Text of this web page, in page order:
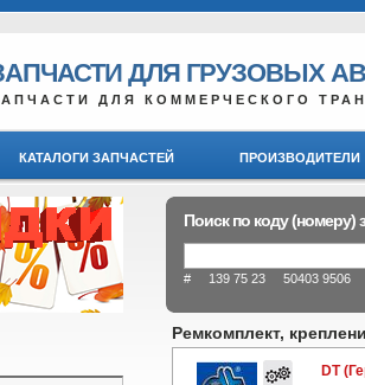
ДЛЯ ГРУЗОВЫХ
ДЛЯ КОММЕРЧЕСКОГО
КАТАЛОГИ ЗАПЧАСТЕЙ ПРОИЗВОДИТЕЛИ
Поиск по коду (номеру)
# 139 75 23 50403 9506
Ремкомплект,
DT